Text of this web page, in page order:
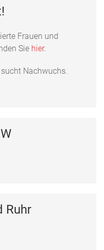
Frauen und
Sie hier.
Nachwuchs.
Ruhr